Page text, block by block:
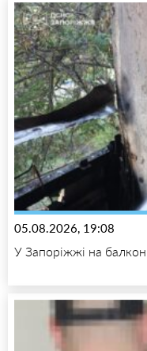
05.08.2026, 19:08
У Запоріжжі на